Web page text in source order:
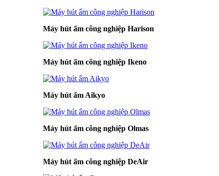
Máy hút ẩm công nghiệp Harison
Máy hút ẩm công nghiệp Ikeno
Máy hút ẩm Aikyo
Máy hút ẩm công nghiệp Olmas
Máy hút ẩm công nghiệp DeAir